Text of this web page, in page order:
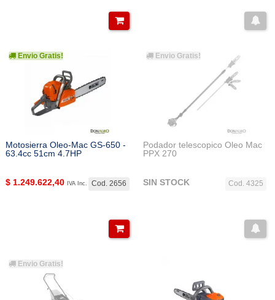
Envio Gratis!
Motosierra Oleo-Mac GS-650 -
63.4cc 51cm 4.7HP
Cod. 2656
$ 1.249.622,40 IVA Inc.
Envio Gratis!
Podador telescopico Oleo Mac
PPX 270
Cod. 4325
SIN STOCK
Envio Gratis!